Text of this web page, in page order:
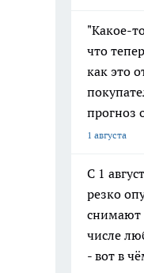
"Какое-
что
как это
прогноз
1 августа
С 1
резко
снимают
числе
- вот в